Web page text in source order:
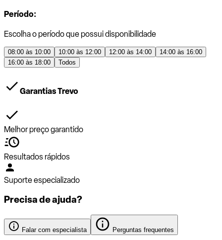
Período:
Escolha o período que possui disponibilidade
08:00 às 10:00 10:00 às 12:00 12:00 às 14:00
14:00 às 16:00
16:00 às 18:00
Todos
Garantias Trevo
Melhor preço garantido
Resultados rápidos
Suporte especializado
Precisa de ajuda?
Falar com especialista Perguntas frequentes